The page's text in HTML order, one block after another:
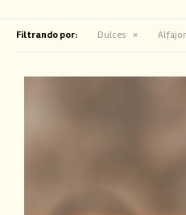
Filtrando por: Dulces